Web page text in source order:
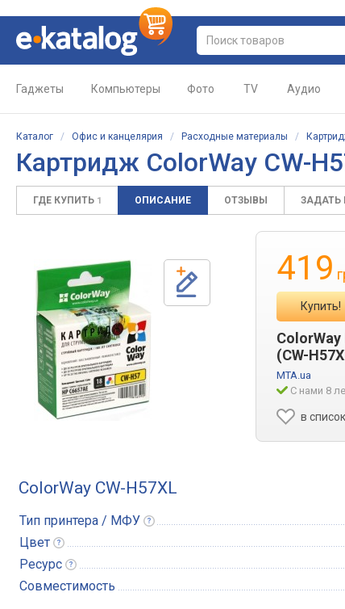
Гаджеты Компьютеры Фото TV Аудио
Каталог / Офис и канцелярия / Расходные материалы /
Картридж ColorWay CW-
ГДЕ КУПИТЬ 1 ОПИСАНИЕ ОТЗЫВЫ ЗАДАТЬ
419
Купить!
(CW-
MTA.ua
С нами 8
в список
ColorWay CW-H57XL
Тип принтера / МФУ
Цвет
Ресурс
Совместимость